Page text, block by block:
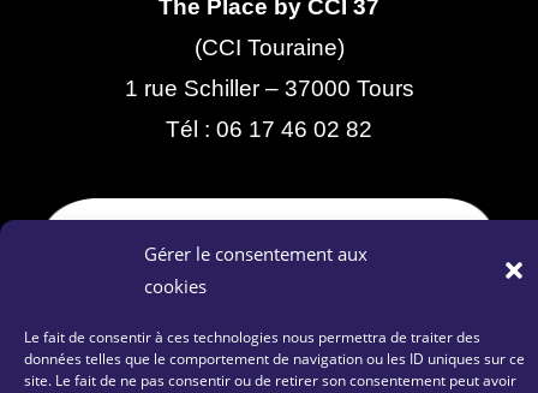
Gérer le consentement aux
cookies
Le fait de consentir à ces technologies nous permettra de traiter des
données telles que le comportement de navigation ou les ID uniques sur ce
site. Le fait de ne pas consentir ou de retirer son consentement peut avoir
The Place by CCI 37
(CCI Touraine)
1 rue Schiller – 37000 Tours
Tél : 06 17 46 02 82
Contactez-nous|Plan du site|Mentions Légales